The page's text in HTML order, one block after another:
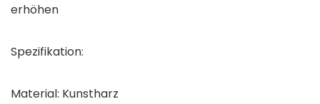
erhöhen
Spezifikation:
Material: Kunstharz